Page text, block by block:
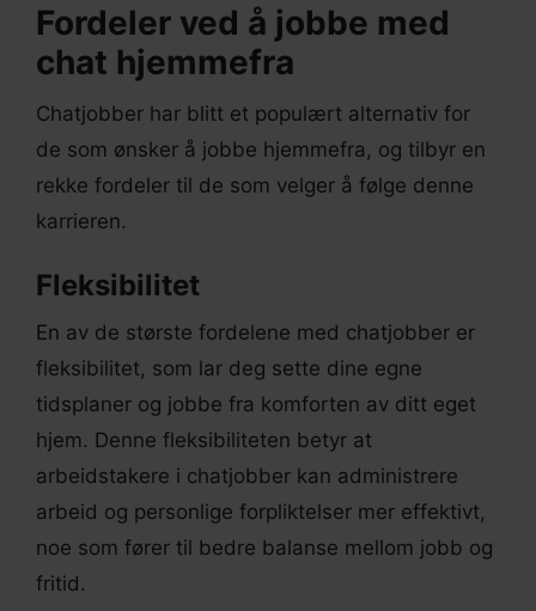
Fordeler ved å jobbe med
chat hjemmefra
Chatjobber har blitt et populært alternativ for
de som ønsker å jobbe hjemmefra, og tilbyr en
rekke fordeler til de som velger å følge denne
karrieren.
Fleksibilitet
En av de største fordelene med chatjobber er
fleksibilitet, som lar deg sette dine egne
tidsplaner og jobbe fra komforten av ditt eget
hjem. Denne fleksibiliteten betyr at
arbeidstakere i chatjobber kan administrere
arbeid og personlige forpliktelser mer effektivt,
noe som fører til bedre balanse mellom jobb og
fritid.